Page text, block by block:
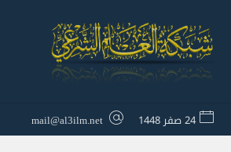
24 صفر 1448 mail@al3ilm.net